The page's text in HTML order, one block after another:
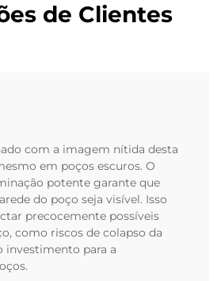
de Clientes
com a imagem nítida desta
em poços escuros. O
potente garante que
do poço seja visível. Isso
precocemente possíveis
como riscos de colapso da
investimento para a